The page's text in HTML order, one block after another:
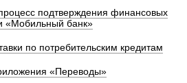
подтверждения финансовых
«Мобильный банк»
по потребительским кредитам
«Переводы»